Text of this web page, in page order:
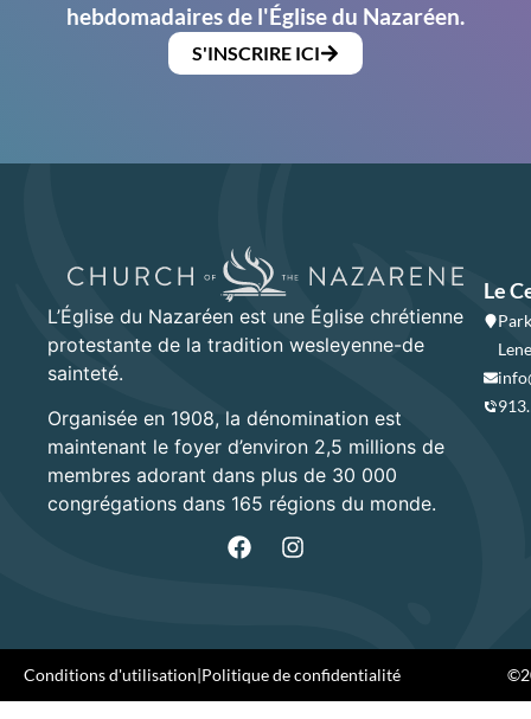
hebdomadaires de l'Église du Nazaréen.
S'INSCRIRE ICI
L’Église du Nazaréen est une Église chrétienne
protestante de la tradition wesleyenne-de
sainteté.
Organisée en 1908, la dénomination est
maintenant le foyer d’environ 2,5 millions de
membres adorant dans plus de 30 000
congrégations dans 165 régions du monde.
Le
Conditions d'utilisation|Politique de confidentialité